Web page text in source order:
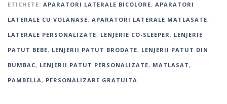
ETICHETE: APARATORI LATERALE BICOLORE, APARATORI
LATERALE CU VOLANASE, APARATORI LATERALE MATLASATE,
LATERALE PERSONALIZATE, LENJERIE CO-SLEEPER, LENJERIE
PATUT BEBE, LENJERII PATUT BRODATE, LENJERII PATUT DIN
BUMBAC, LENJERII PATUT PERSONALIZATE, MATLASAT,
PAMBELLA, PERSONALIZARE GRATUITA